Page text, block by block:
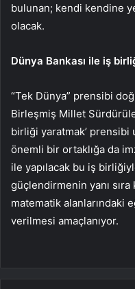
bulunan; kendi kendine
olacak.
Dünya Bankası ile iş
“Tek Dünya” prensibi
Birleşmiş Millet
birliği yaratmak’ prensibi
önemli bir ortaklığa da
ile yapılacak bu iş
güçlendirmenin yanı
matematik alanlarındaki
verilmesi amaçlanıyor.